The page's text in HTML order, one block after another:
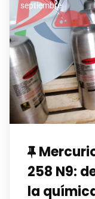
septiembre
258 N9:
la